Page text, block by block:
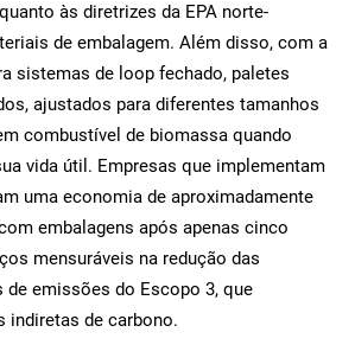
às diretrizes da EPA norte-
de embalagem. Além disso, com a
sistemas de loop fechado, paletes
ajustados para diferentes tamanhos
combustível de biomassa quando
vida útil. Empresas que implementam
uma economia de aproximadamente
embalagens após apenas cinco
mensuráveis na redução das
de emissões do Escopo 3, que
indiretas de carbono.